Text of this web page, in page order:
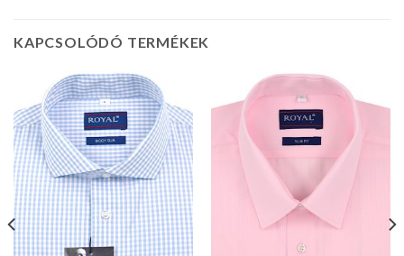
KAPCSOLÓDÓ TERMÉKEK